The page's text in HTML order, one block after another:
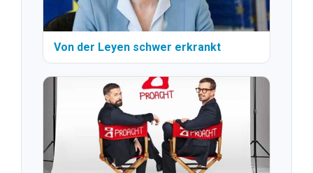
Von der Leyen schwer erkrankt